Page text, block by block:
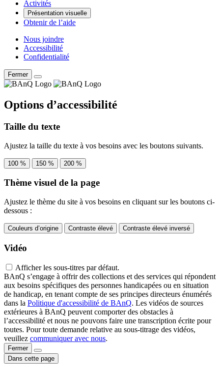
Activités
Présentation visuelle
Obtenir de l’aide
Nous joindre
Accessibilité
Confidentialité
Fermer
Options d’accessibilité
Taille du texte
Ajustez la taille du texte à vos besoins avec les boutons suivants.
100 % 150 % 200 %
Thème visuel de la page
Ajustez le thème du site à vos besoins en cliquant sur les boutons ci-
dessous :
Couleurs d’origine Contraste élevé Contraste élevé inversé
Vidéo
Afficher les sous-titres par défaut.
BAnQ s’engage à offrir des collections et des services qui répondent
aux besoins spécifiques des personnes handicapées ou en situation
de handicap, en tenant compte de ses principes directeurs énumérés
dans la Politique d'accessibilité de BAnQ. Les vidéos de sources
extérieures à BAnQ peuvent comporter des obstacles à
l’accessibilité et nous ne pouvons faire une transcription écrite pour
toutes. Pour toute demande relative au sous-titrage des vidéos,
veuillez communiquer avec nous.
Fermer
Dans cette page